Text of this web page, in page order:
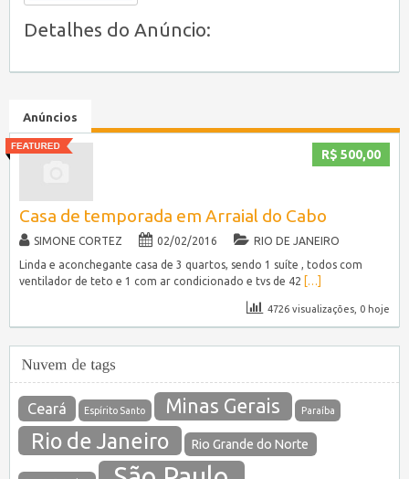
Detalhes do Anúncio:
Anúncios
R$ 500,00
Casa de temporada em Arraial do Cabo
SIMONE CORTEZ 02/02/2016
RIO DE JANEIRO
Linda e aconchegante casa de 3 quartos, sendo 1 suíte , todos com
ventilador de teto e 1 com ar condicionado e tvs de 42 […]
4726 visualizações, 0 hoje
Ceará Espírito Santo Minas Gerais Paraíba
Rio de Janeiro Rio Grande do Norte